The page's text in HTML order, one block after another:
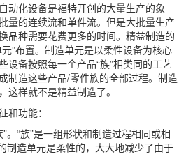
动化设备是福特开创的大量生产的象
量的连续流和单件流。但是大批量生产
品种需要花费更多的时间。精益制造的
”布置。制造单元是以柔性设备为核心
设备按照每一个产品“族”相类同的工艺
制造这些产品/零件族的全部过程。制造
这样就不是精益制造了。
和功能：
。“族”是一组形状和制造过程相同或相
制造单元是柔性的，大大地减少了由于